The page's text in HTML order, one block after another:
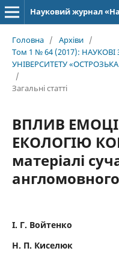
Головна / Архіви /
Том 1 № 64 (2017):
УНІВЕРСИТЕТУ «ОСТРОЗЬКА
/
Загальні статті
ВПЛИВ
ЕКОЛОГІЮ
матеріалі
І. Г. Войтенко
Н. П. Киселюк